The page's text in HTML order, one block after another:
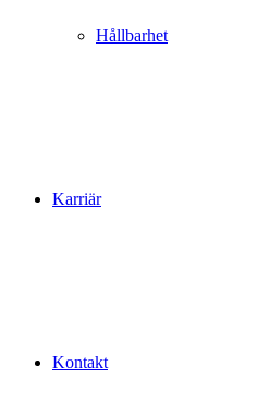
Hållbarhet
Karriär
Kontakt